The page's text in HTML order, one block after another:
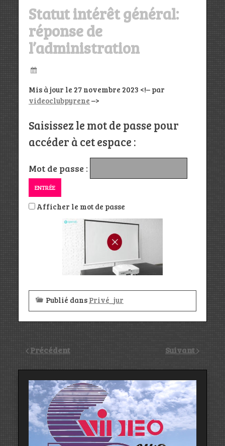
Statut intérêt général:
réponse de
l’administration
Mis à jour le 27 novembre 2023 <!– par
videoclubpyrene –>
Saisissez le mot de passe pour
accéder à cet espace :
Mot de passe :
Afficher le mot de passe
Publié dans Privé_jur
Précédent Suivant